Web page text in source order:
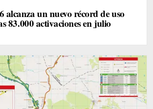
alcanza un nuevo récord de uso
83.000 activaciones en julio